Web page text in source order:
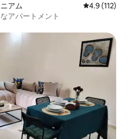
アム レビュー112
4.9 (112)
アパートメント
す。